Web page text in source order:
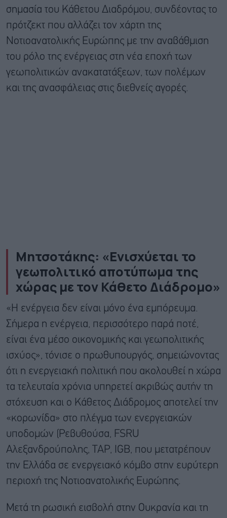
σημασία του Κάθετου Διαδρόμου, συνδέοντας το
πρότζεκτ που αλλάζει τον χάρτη της
Νοτιοανατολικής Ευρώπης με την αναβάθμιση
του ρόλο της ενέργειας στη νέα εποχή των
γεωπολιτικών ανακατατάξεων, των πολέμων
και της ανασφάλειας στις διεθνείς αγορές.
Μητσοτάκης: «Ενισχύεται το
γεωπολιτικό αποτύπωμα της
χώρας με τον Κάθετο Διάδρομο»
«Η ενέργεια δεν είναι μόνο ένα εμπόρευμα.
Σήμερα η ενέργεια, περισσότερο παρά ποτέ,
είναι ένα μέσο οικονομικής και γεωπολιτικής
ισχύος», τόνισε ο πρωθυπουργός, σημειώνοντας
ότι η ενεργειακή πολιτική που ακολουθεί η χώρα
τα τελευταία χρόνια υπηρετεί ακριβώς αυτήν τη
στόχευση και ο Κάθετος Διάδρομος αποτελεί την
«κορωνίδα» στο πλέγμα των ενεργειακών
υποδομών (Ρεβυθούσα, FSRU
Αλεξανδρούπολης, TAP, IGB, που μετατρέπουν
την Ελλάδα σε ενεργειακό κόμβο στην ευρύτερη
περιοχή της Νοτιοανατολικής Ευρώπης.
Μετά τη ρωσική εισβολή στην Ουκρανία και τη